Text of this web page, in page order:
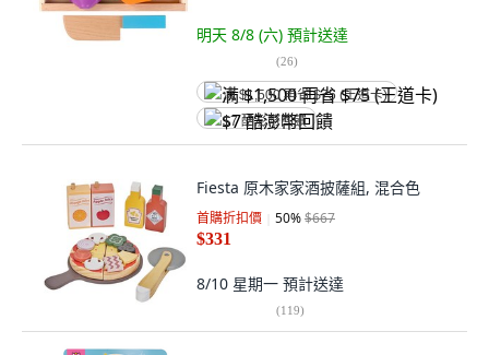
明天 8/8 (六) 預計送達
(26)
满 $1,500 再省 $75 (王道卡)
$7 酷澎幣回饋
Fiesta 原木家家酒披薩組, 混合色
首購折扣價 50%$667
$331
8/10 星期一 預計送達
(119)